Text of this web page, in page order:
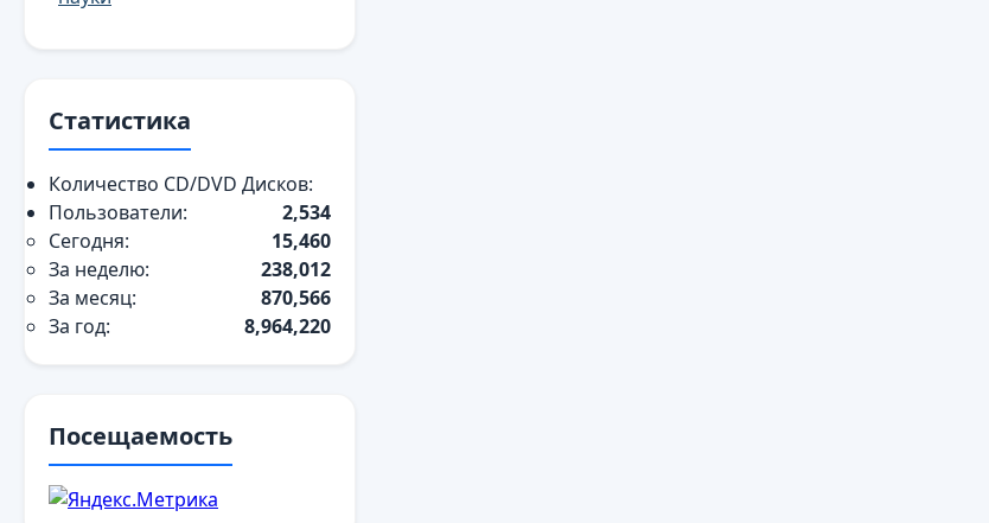
Статистика
Количество CD/DVD Дисков:
2,534
Пользователи:
Сегодня:
15,460
За неделю:
238,012
За месяц:
870,566
За год:
8,964,220
Посещаемость